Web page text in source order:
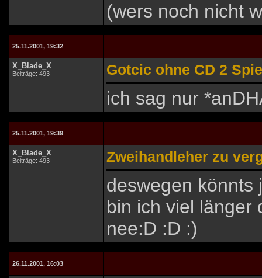
(wers noch nicht
25.11.2001, 19:32
X_Blade_X
Beiträge: 493 Gotcic ohne CD 2
ich sag nur
25.11.2001, 19:39
X_Blade_X
Beiträge: 493 Zweihandleher zu
deswegen könnts
bin ich viel länger
nee:D :D :)
26.11.2001, 16:03